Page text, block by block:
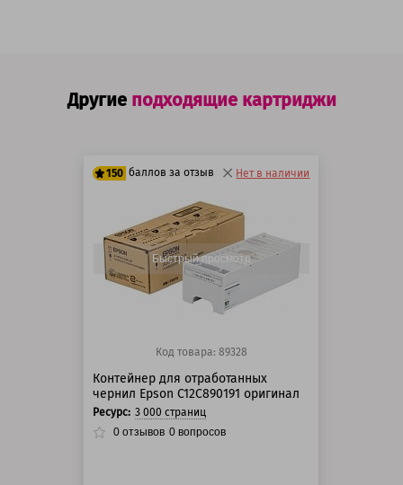
Другие подходящие картриджи
150 баллов за отзыв
125 баллов
150 баллов
Нет в наличии
Быстрый просмотр
Код товара: 89328
Контейнер для отработанных
чернил Epson C12C890191 оригинал
Ресурс: 3 000 страниц
0 отзывов 0 вопросов